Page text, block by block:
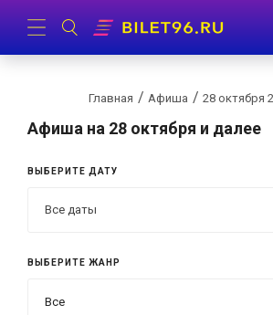
Главная Афиша 28 октября
Афиша на 28 октября и далее
ВЫБЕРИТЕ ДАТУ
ВЫБЕРИТЕ ЖАНР
Все